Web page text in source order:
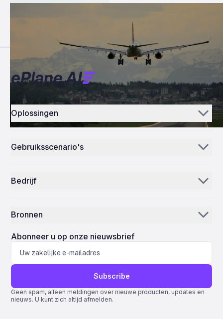
Oplossingen
E-mail AI
Missiecontrole
Gebruiksscenario's
MRO's
AEC
Productie
Life sciences
Bedrijf
Waarom ePlane AI
Carrières
Neem contact met ons op
Bronnen
Nieuws
Blog
Ondersteuning
Quantum ERP
AMOS ERP
Abonneer u op onze nieuwsbrief
Subscribe
Geen spam, alleen meldingen over nieuwe producten, updates en
nieuws. U kunt zich altijd afmelden.